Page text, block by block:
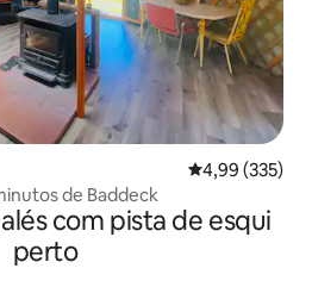
4,99 de uma
4,99 (335)
de Baddeck
com pista de esqui
perto